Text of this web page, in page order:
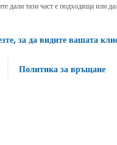
дали тази част е подходяща или
за да видите вашата
Политика за връщане